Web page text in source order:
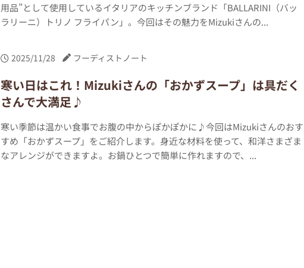
用品”として使用しているイタリアのキッチンブランド「BALLARINI（バッ
ラリーニ）トリノ フライパン」。今回はその魅力をMizukiさんの...
2025/11/28 フーディストノート
寒い日はこれ！Mizukiさんの「おかずスープ」は具だく
さんで大満足♪
寒い季節は温かい食事でお腹の中からぽかぽかに♪今回はMizukiさんのおす
すめ「おかずスープ」をご紹介します。身近な材料を使って、和洋さまざま
なアレンジができますよ。お鍋ひとつで簡単に作れますので、...